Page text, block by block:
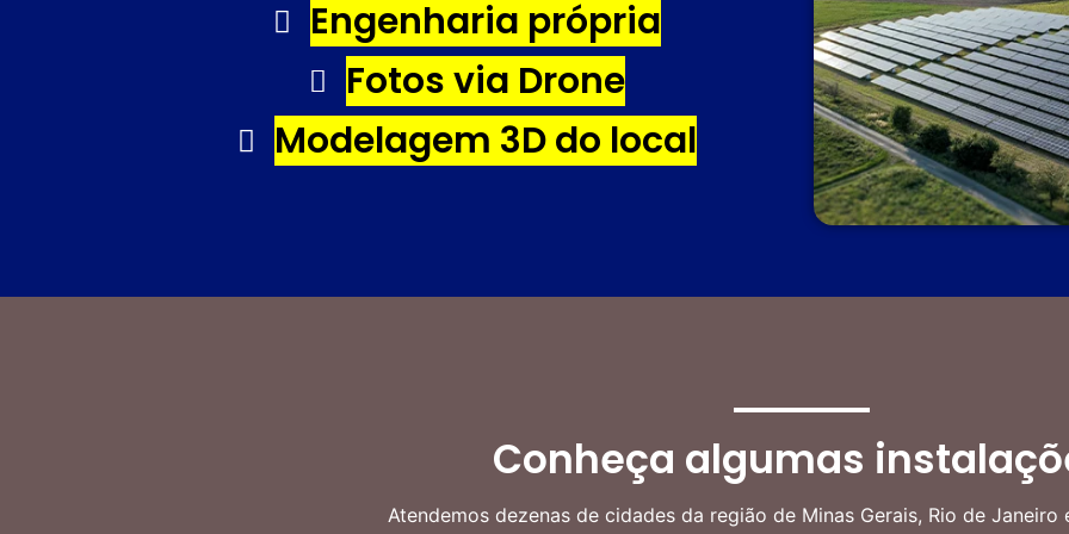
Engenharia própria
Fotos via Drone
Modelagem 3D do local
Conheça algumas
Atendemos dezenas de cidades da região de Minas Gerais, Rio de Janeiro